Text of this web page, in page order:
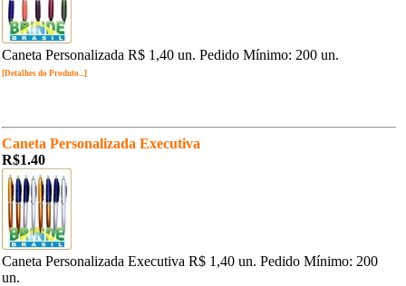
Caneta Personalizada R$ 1,40 un. Pedido Mínimo: 200 un.
[Detalhes do Produto...]
Caneta Personalizada Executiva
R$1.40
Caneta Personalizada Executiva R$ 1,40 un. Pedido Mínimo: 200
un.